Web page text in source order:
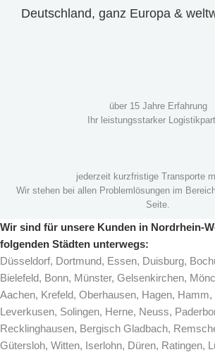
Deutschland, ganz Europa &
über 15 Jahre Erfahrung
Ihr leistungsstarker
jederzeit kurzfristige Transporte
Wir stehen bei allen Problemlösungen im
Seite.
Wir sind für unsere Kunden in Nordrhein-
folgenden Städten unterwegs:
Düsseldorf, Dortmund, Essen, Duisburg,
Bielefeld, Bonn, Münster, Gelsenkirchen,
Aachen, Krefeld, Oberhausen, Hagen,
Leverkusen, Solingen, Herne, Neuss,
Recklinghausen, Bergisch Gladbach,
Gütersloh, Witten, Iserlohn, Düren, Ratingen,